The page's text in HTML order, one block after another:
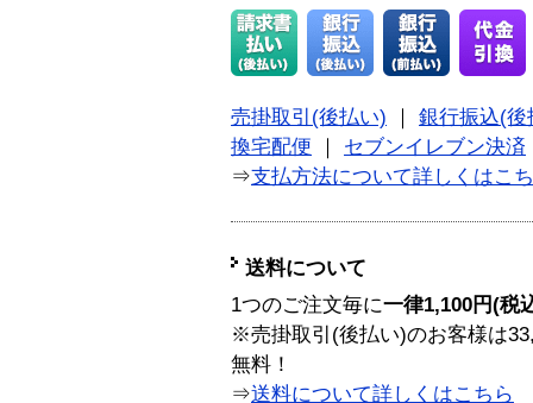
売掛取引(後払い)
銀行振込(後
換宅配便
セブンイレブン決済
⇒支払方法について詳しくはこ
送料について
1つのご注文毎に一律1,100円(税
※売掛取引(後払い)のお客様は
無料！
⇒送料について詳しくはこちら